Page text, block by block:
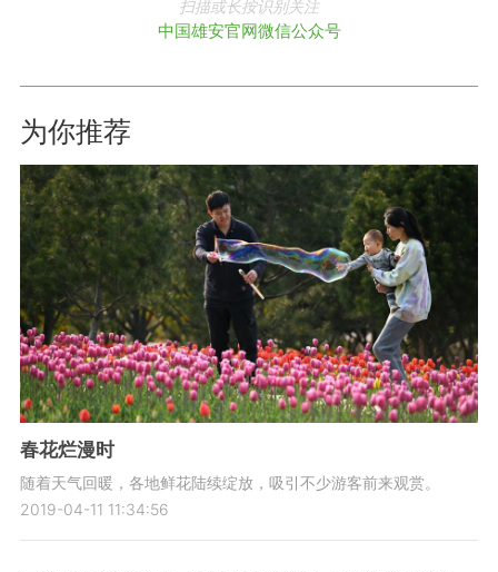
扫描或长按识别关注
中国雄安官网微信公众号
为你推荐
春花烂漫时
随着天气回暖，各地鲜花陆续绽放，吸引不少游客前来观赏。
2019-04-11 11:34:56